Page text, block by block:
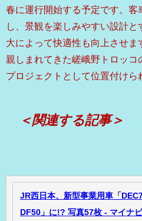
春に運行開始する予定です。客
し、景観を楽しみやすい設計
大によって快適性も向上させま
親しまれてきた嵯峨野トロッコ
プロジェクトとして位置付けら
＜関連する記事＞
JR西日本、新型事業用車「
DF50」に!? 写真57枚 - マイナ